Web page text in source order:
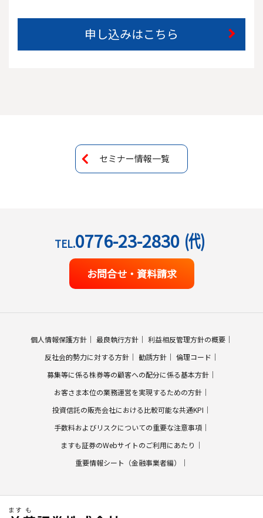
申し込みはこちら
セミナー情報一覧
TEL.0776-23-2830 (代)
お問合せ・資料請求
個人情報保護方針 最良執行方針
利益相反管理方針の概要
反社会的勢力に対する方針
勧誘方針
倫理コード
募集等に係る株券等の顧客への配分に係る基本方針
お客さま本位の業務運営を実現するための方針
投資信託の販売会社における比較可能な共通KPI
手数料およびリスクについての重要な注意事項
ますも証券のWebサイトのご利用にあたり
重要情報シート（金融事業者編）